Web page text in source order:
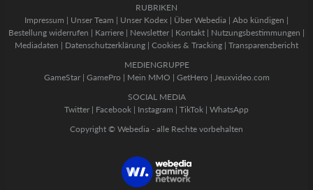
RUBRIKEN
Impressum | Unser Team | Unser Kodex | Über Webedia | Abo kündigen |
Bestellung widerrufen | Karriere | Newsletter | Kontakt | Nutzungsbestimmungen |
Mediadaten | Datenschutzerklärung | Cookies & Tracking | Transparenzbericht
MEDIENGRUPPE
GameStar| GamePro | Mein MMO | GetHero | Jeuxvideo.com
SOCIAL MEDIA
Twitter | Facebook | Instagram | TikTok | WhatsApp
Copyright © Webedia - alle Rechte vorbehalten